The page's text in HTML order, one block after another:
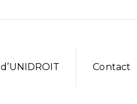
Contact